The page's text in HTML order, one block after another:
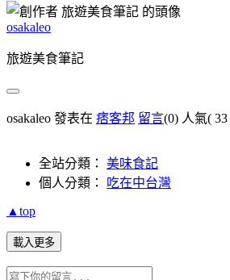
osakaleo
旅遊美食筆記
osakaleo 發表在 痞客邦 留言(0) 人氣( 33
全站分類： 美味食記
個人分類：
吃在中台灣
▲top
載入更多